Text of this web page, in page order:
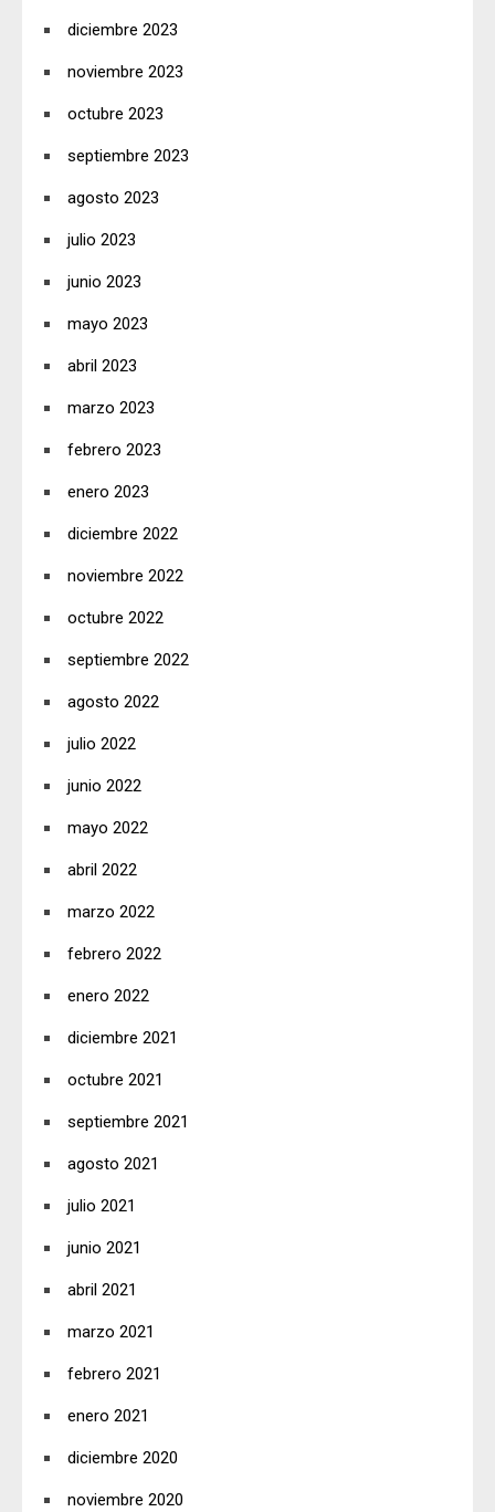
diciembre 2023
noviembre 2023
octubre 2023
septiembre 2023
agosto 2023
julio 2023
junio 2023
mayo 2023
abril 2023
marzo 2023
febrero 2023
enero 2023
diciembre 2022
noviembre 2022
octubre 2022
septiembre 2022
agosto 2022
julio 2022
junio 2022
mayo 2022
abril 2022
marzo 2022
febrero 2022
enero 2022
diciembre 2021
octubre 2021
septiembre 2021
agosto 2021
julio 2021
junio 2021
abril 2021
marzo 2021
febrero 2021
enero 2021
diciembre 2020
noviembre 2020